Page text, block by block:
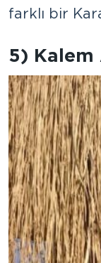
farklı bir
5) Kalem